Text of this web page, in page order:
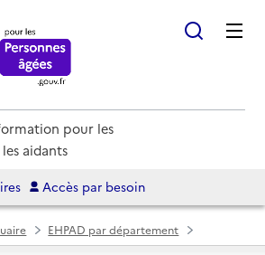
pour les
aidants
Accès par besoin
EHPAD par département